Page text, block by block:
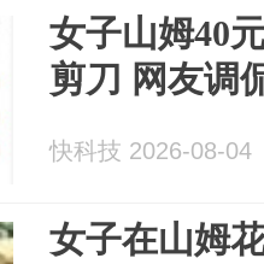
女子山姆40
剪刀 网友调
快科技 2026-08-04
女子在山姆